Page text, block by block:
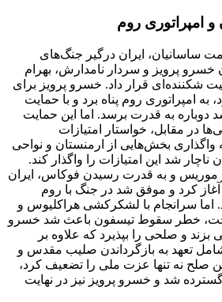
ساسانیان، ایران درگیر جنگ‌های
خسرو پرویز و سردار نامدارش، بهرام
شکننده‌ای قرار داد. خسرو پرویز برای
امپراتوری روم پناه برد و با حمایت
دوباره به قدرت برسد. اما این حمایت
در مقابل، خواستار امتیازات
واگذاری بخش‌هایی از ارمنستان و نواحی
ناچار شد این امتیازات را واگذار کند.
موریس و به قدرت رسیدن فوکاس، ایران
آغاز کرد و موفق شد در جنگ با روم
اما سرانجام با لشکرکشی هراکلیوس و
خطر سقوط تیسفون باعث شد خسرو
و صلحی را بپذیرد که علاوه بر
تعهد به بازگرداندن صلیب مقدس و
صلح نه تنها عزت ملی را تضعیف کرد،
شد و خسرو پرویز نیز در نهایت